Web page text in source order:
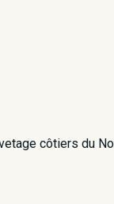
côtiers du